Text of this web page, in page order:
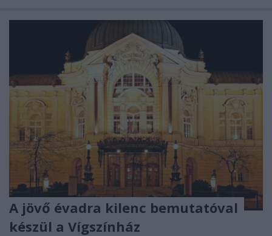
A jövő évadra kilenc bemutatóval
készül a Vígszínház